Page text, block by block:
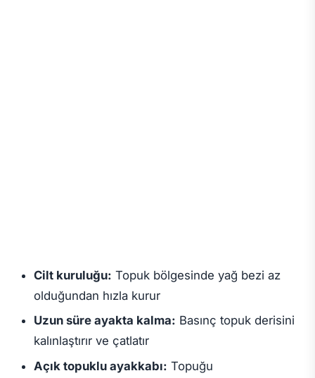
Cilt kuruluğu: Topuk bölgesinde yağ bezi az
olduğundan hızla kurur
Uzun süre ayakta kalma: Basınç topuk derisini
kalınlaştırır ve çatlatır
Açık topuklu ayakkabı: Topuğu